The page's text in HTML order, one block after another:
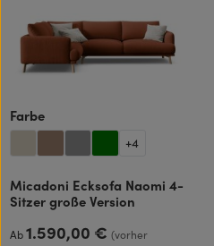
Farbeauswählen
+4
Micadoni Ecksofa Naomi 4-
Sitzer große Version
Regulärer Preis:
Ab1.590,00 €(vorher